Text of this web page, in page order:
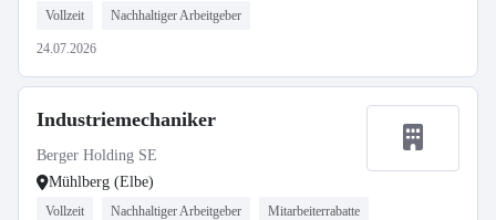
Vollzeit Nachhaltiger Arbeitgeber
24.07.2026
Industriemechaniker
Berger Holding SE
Mühlberg (Elbe)
Vollzeit Nachhaltiger Arbeitgeber Mitarbeiterrabatte